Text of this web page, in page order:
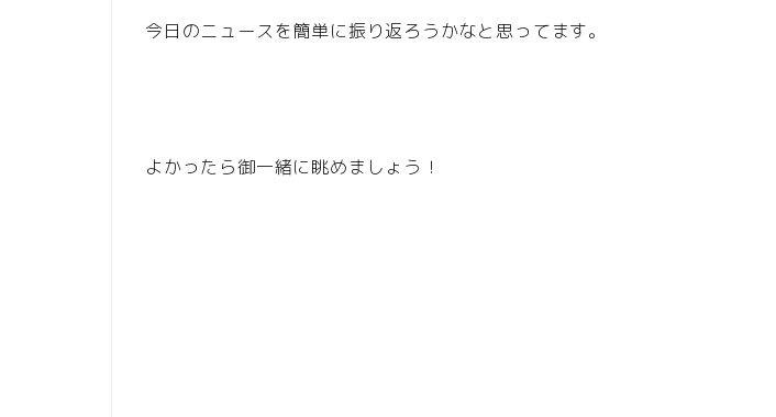
今日のニュースを簡単に振り返ろうかなと思ってます。
よかったら御一緒に眺めましょう！